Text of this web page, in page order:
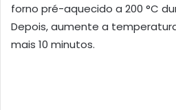
forno pré-aquecido a 200 °C
Depois, aumente a
mais 10 minutos.